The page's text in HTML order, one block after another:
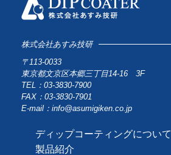
株式会社あすみ技研
〒113-0033
東京都文京区本郷三丁目14-16 3F
TEL：03-3830-7900
FAX：03-3830-7901
E-mail：info@asumigiken.co.jp
ディップコーティングについて
製品紹介